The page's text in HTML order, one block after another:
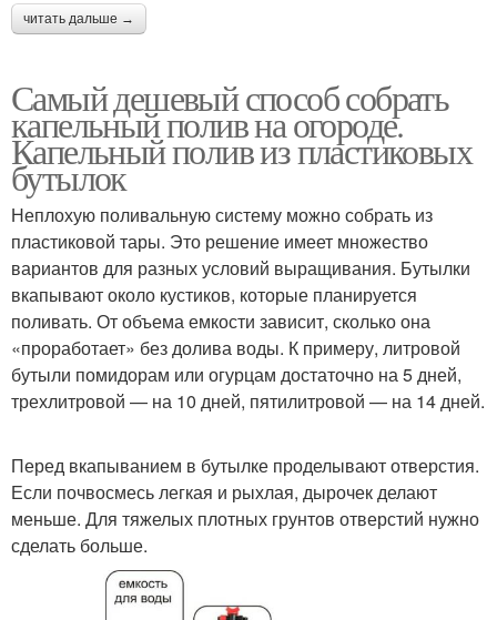
читать дальше →
Самый дешевый способ собрать
капельный полив на огороде.
Капельный полив из пластиковых
бутылок
Неплохую поливальную систему можно собрать из
пластиковой тары. Это решение имеет множество
вариантов для разных условий выращивания. Бутылки
вкапывают около кустиков, которые планируется
поливать. От объема емкости зависит, сколько она
«проработает» без долива воды. К примеру, литровой
бутыли помидорам или огурцам достаточно на 5 дней,
трехлитровой — на 10 дней, пятилитровой — на 14 дней.
Перед вкапыванием в бутылке проделывают отверстия.
Если почвосмесь легкая и рыхлая, дырочек делают
меньше. Для тяжелых плотных грунтов отверстий нужно
сделать больше.